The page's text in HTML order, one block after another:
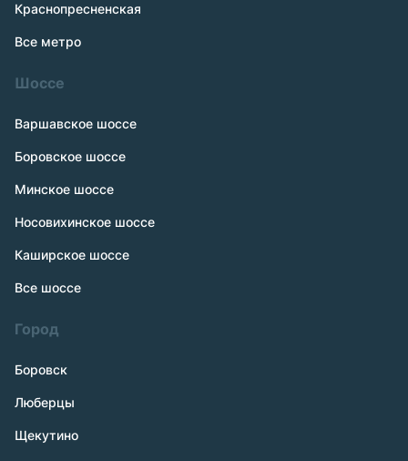
Краснопресненская
Все метро
Шоссе
Варшавское шоссе
Боровское шоссе
Минское шоссе
Носовихинское шоссе
Каширское шоссе
Все шоссе
Город
Боровск
Люберцы
Щекутино